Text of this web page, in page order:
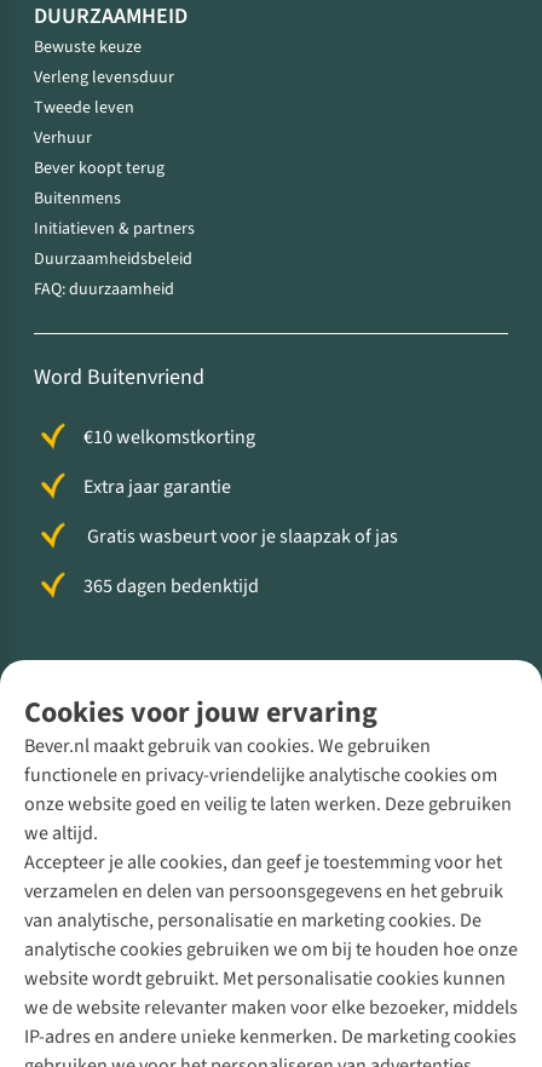
Cookies voor jouw ervaring
Bever.nl maakt gebruik van cookies. We gebruiken
functionele en privacy-vriendelijke analytische cookies om
onze website goed en veilig te laten werken. Deze gebruiken
we altijd.
Accepteer je alle cookies, dan geef je toestemming voor het
verzamelen en delen van persoonsgegevens en het gebruik
van analytische, personalisatie en marketing cookies. De
analytische cookies gebruiken we om bij te houden hoe onze
website wordt gebruikt. Met personalisatie cookies kunnen
we de website relevanter maken voor elke bezoeker, middels
IP-adres en andere unieke kenmerken. De marketing cookies
DUURZAAMHEID
Bewuste keuze
Verleng levensduur
Tweede leven
Verhuur
Bever koopt terug
Buitenmens
Initiatieven & partners
Duurzaamheidsbeleid
FAQ: duurzaamheid
Word Buitenvriend
€10 welkomstkorting
Extra jaar garantie
Gratis wasbeurt voor je slaapzak of jas
365 dagen bedenktijd
Direct advies van een Buitenexpert
+31 (0)85 888 50 88
+31 6 12 28 49 80
Contactformulier